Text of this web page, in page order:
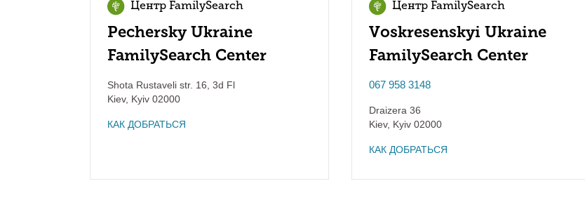
Центр FamilySearch
Pechersky Ukraine
FamilySearch Center
Shota Rustaveli str. 16, 3d Fl
Kiev, Kyiv 02000
КАК ДОБРАТЬСЯ
Центр FamilySearch
Voskresenskyi Ukraine
FamilySearch Center
067 958 3148
Draizera 36
Kiev, Kyiv 02000
КАК ДОБРАТЬСЯ